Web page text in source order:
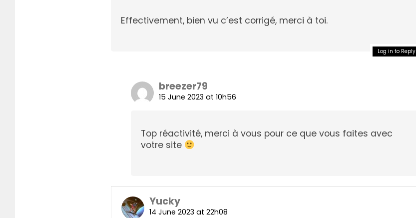
Effectivement, bien vu c’est corrigé, merci à toi.
Log in to Reply
breezer79
15 June 2023 at 10h56
Top réactivité, merci à vous pour ce que vous faites avec
votre site
Yucky
14 June 2023 at 22h08